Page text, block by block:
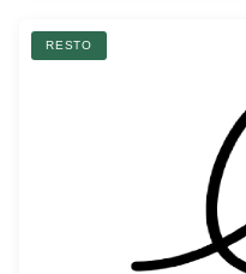
RESTO